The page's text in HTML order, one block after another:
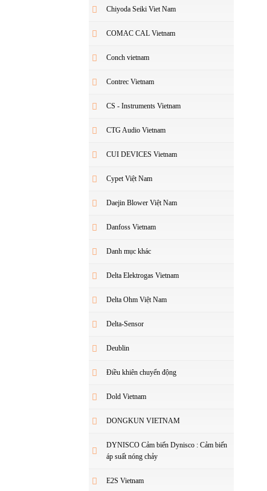
Chiyoda Seiki Viet Nam
COMAC CAL Vietnam
Conch vietnam
Contrec Vietnam
CS - Instruments Vietnam
CTG Audio Vietnam
CUI DEVICES Vietnam
Cypet Việt Nam
Daejin Blower Việt Nam
Danfoss Vietnam
Danh mục khác
Delta Elektrogas Vietnam
Delta Ohm Việt Nam
Delta-Sensor
Deublin
Điều khiên chuyển động
Dold Vietnam
DONGKUN VIETNAM
DYNISCO Cảm biến Dynisco : Cảm biến
áp suất nóng chảy
E2S Vietnam